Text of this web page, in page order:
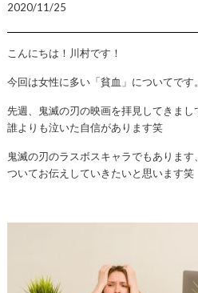
2020/11/25
こんにちは！川村です！
今回は女性に多い「貧血」についてです。
先週、鬼滅の刃の映画を拝見してきまし
誰よりも泣いた自信があります笑
鬼滅の刃のラスボスキャラでもありま
ついてお伝えしていきたいと思います笑